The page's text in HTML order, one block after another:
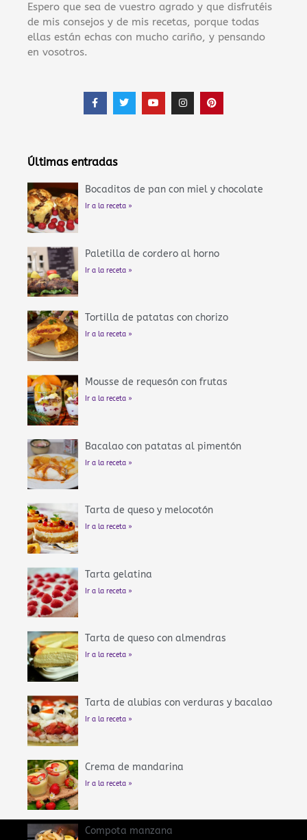
Espero que sea de vuestro agrado y que disfrutéis
de mis consejos y de mis recetas, porque todas
ellas están echas con mucho cariño, y pensando
en vosotros.
F
a
c
k
T
w
i
Y
o
u
I
n
s
P
i
n
Últimas entradas
Bocaditos de pan con miel y chocolate
Ir a la receta »
Paletilla de cordero al horno
Ir a la receta »
Tortilla de patatas con chorizo
Ir a la receta »
Mousse de requesón con frutas
Ir a la receta »
Bacalao con patatas al pimentón
Ir a la receta »
Tarta de queso y melocotón
Ir a la receta »
Tarta gelatina
Ir a la receta »
Tarta de queso con almendras
Ir a la receta »
Tarta de alubias con verduras y bacalao
Ir a la receta »
Crema de mandarina
Ir a la receta »
Compota manzana